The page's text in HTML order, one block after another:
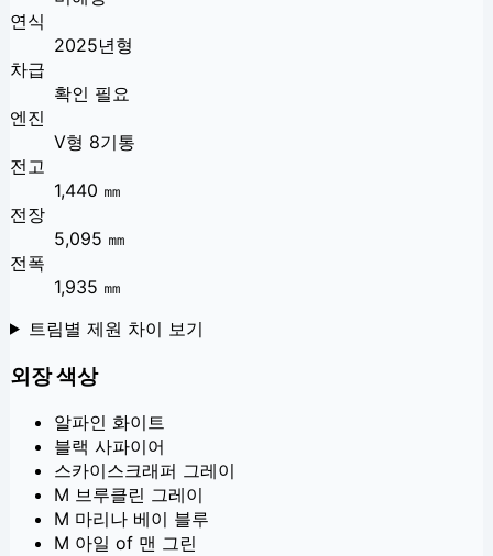
연식
2025년형
차급
확인 필요
엔진
V형 8기통
전고
1,440 ㎜
전장
5,095 ㎜
전폭
1,935 ㎜
트림별 제원 차이 보기
외장 색상
알파인 화이트
블랙 사파이어
스카이스크래퍼 그레이
M 브루클린 그레이
M 마리나 베이 블루
M 아일 of 맨 그린